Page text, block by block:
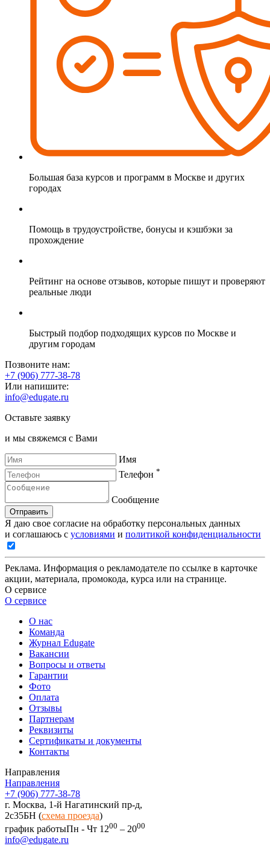
Большая база курсов и программ в Москве и других
городах
Помощь в трудоустройстве, бонусы и кэшбэки за
прохождение
Рейтинг на основе отзывов, которые пишут и проверяют
реальные люди
Быстрый подбор подходящих курсов по Москве и
другим городам
Позвоните нам:
+7 (906) 777-38-78
Или напишите:
info@edugate.ru
Оставьте заявку
и мы свяжемся с Вами
Имя
Телефон *
Сообщение
Отправить
Я даю свое согласие на обработку персональных данных
и соглашаюсь с условиями и политикой конфиденциальности
Реклама. Информация о рекламодателе по ссылке в карточке
акции, материала, промокода, курса или на странице.
О сервисе
О сервисе
О нас
Команда
Журнал Edugate
Вакансии
Вопросы и ответы
Гарантии
Фото
Оплата
Отзывы
Партнерам
Реквизиты
Сертификаты и документы
Контакты
Направления
Направления
+7 (906) 777-38-78
г. Москва, 1-й Нагатинский пр-д,
2c35БН (схема проезда)
график работыПн - Чт 1200 – 2000
info@edugate.ru